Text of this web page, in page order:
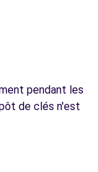
pendant les
de clés n'est